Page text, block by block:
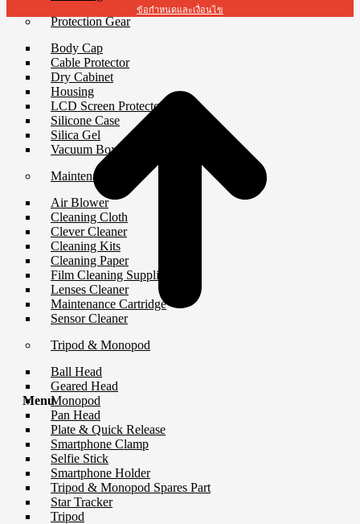
Protection Gear
Body Cap
Cable Protector
Dry Cabinet
Housing
LCD Screen Protector
Silicone Case
Silica Gel
Vacuum Box
Maintenance
Air Blower
Cleaning Cloth
Clever Cleaner
Cleaning Kits
Cleaning Paper
Film Cleaning Supplies
Lenses Cleaner
Maintenance Cartridge
Sensor Cleaner
Tripod & Monopod
Ball Head
Geared Head
Monopod
Pan Head
Plate & Quick Release
Smartphone Clamp
Selfie Stick
Smartphone Holder
Tripod & Monopod Spares Part
Star Tracker
Tripod
ข้อกำหนดและเงื่อนไข
Menu